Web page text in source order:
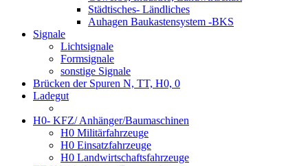
Städtisches- Ländliches
Auhagen Baukastensystem -BKS
Signale
Lichtsignale
Formsignale
sonstige Signale
Brücken der Spuren N, TT, H0, 0
Ladegut
H0- KFZ/ Anhänger/Baumaschinen
H0 Militärfahrzeuge
H0 Einsatzfahrzeuge
H0 Landwirtschaftsfahrzeuge